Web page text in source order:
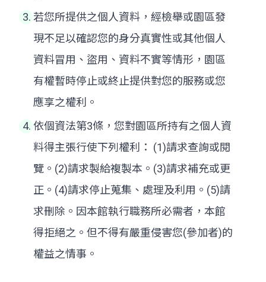
若您所提供之個人資料，經檢舉或園區發
現不足以確認您的身分真實性或其他個人
資料冒用、盜用、資料不實等情形，園區
有權暫時停止或終止提供對您的服務或您
應享之權利。
依個資法第3條，您對園區所持有之個人資
料得主張行使下列權利： (1)請求查詢或閱
覽。(2)請求製給複製本。(3)請求補充或更
正。(4)請求停止蒐集、處理及利用。(5)請
求刪除。因本館執行職務所必需者，本館
得拒絕之。但不得有嚴重侵害您(參加者)的
權益之情事。